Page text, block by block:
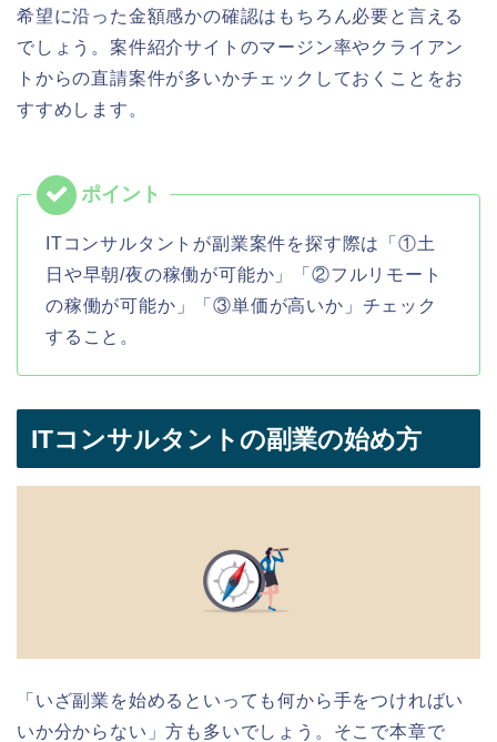
希望に沿った金額感かの確認はもちろん必要と言える
でしょう。 案件紹介サイトのマージン率やクライアン
トからの直請案件が多いかチェックしておくことをお
すすめします。
ITコンサルタントが副業案件を探す際は「①土
日や早朝/夜の稼働が可能か」「②フルリモート
の稼働が可能か」「③単価が高いか」チェック
すること。
ITコンサルタントの副業の始め方
「いざ副業を始めるといっても何から手をつければい
いか分からない」方も多いでしょう。そこで本章で